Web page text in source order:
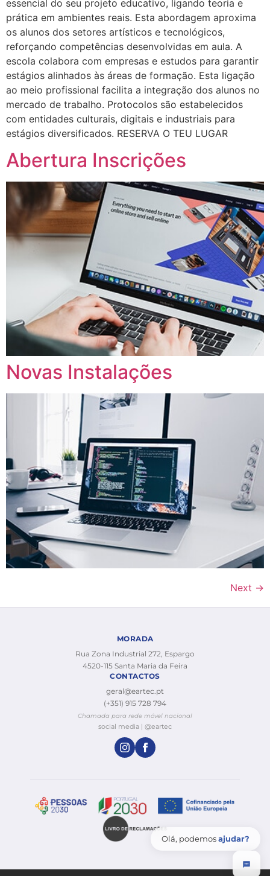
essencial do seu projeto educativo, ligando teoria e
prática em ambientes reais. Esta abordagem aproxima
os alunos dos setores artísticos e tecnológicos,
reforçando competências desenvolvidas em aula. A
escola colabora com empresas e estudos para garantir
estágios alinhados às áreas de formação. Esta ligação
ao meio profissional facilita a integração dos alunos no
mercado de trabalho. Protocolos são estabelecidos
com entidades culturais, digitais e industriais para
estágios diversificados. RESERVA O TEU LUGAR
Abertura Inscrições
Novas Instalações
Next →
MORADA
Rua Zona Industrial 272, Espargo
4520-115 Santa Maria da Feira
CONTACTOS
geral@eartec.pt
(+351) 915 728 794
Chamada para rede móvel nacional
social media | @eartec
Olá, podemosajudar?